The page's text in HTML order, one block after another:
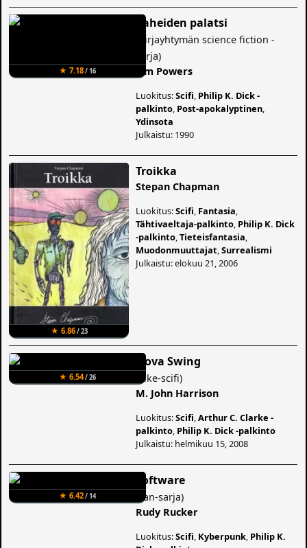
★ 7.18/ 16
Paheiden palatsi
Kirjayhtymän science fiction -
sarja)
Tim Powers
Luokitus:Scifi Philip K. Dick -
palkinto Post-apokalyptinen
Ydinsota
Julkaistu: 1990
★ 6.86/ 23
Troikka
Stepan Chapman
Luokitus:Scifi Fantasia
Tähtivaeltaja-palkinto Philip K. Dick
-palkinto ,Tieteisfantasia
Muodonmuuttajat ,Surrealismi
Julkaistu: elokuu 21, 2006
★ 6.54/ 26
Nova Swing
Like-scifi)
M. John Harrison
Luokitus:Scifi ,Arthur C. Clarke -
palkinto Philip K. Dick -palkinto
Julkaistu: helmikuu 15, 2008
★ 6.42/ 14
Software
Fan-sarja)
Rudy Rucker
Luokitus:Scifi Kyberpunk Philip K.